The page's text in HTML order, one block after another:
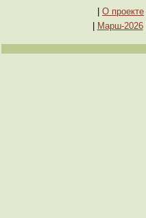
О проекте
Марш-2026|